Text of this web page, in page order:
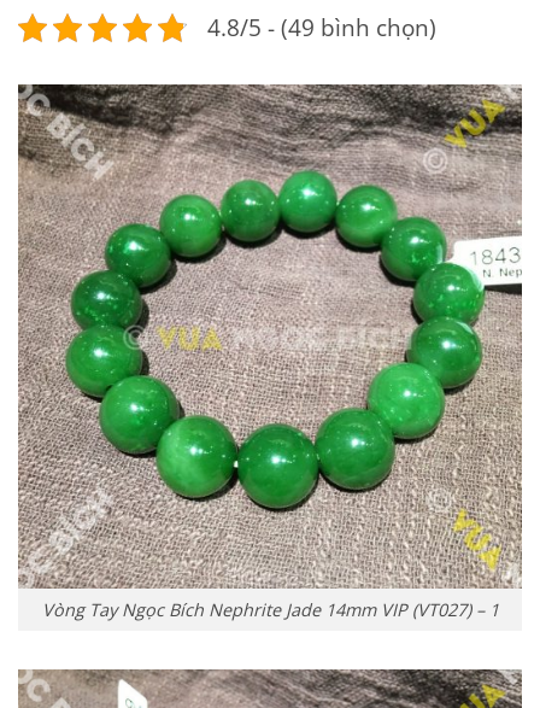
4.8/5 - (49 bình chọn)
Vòng Tay Ngọc Bích Nephrite Jade 14mm VIP (VT027) – 1